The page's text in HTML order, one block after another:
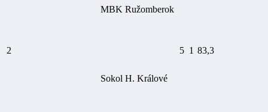
MBK Ružomberok
2
Sokol H. Králové
5 1 83,3